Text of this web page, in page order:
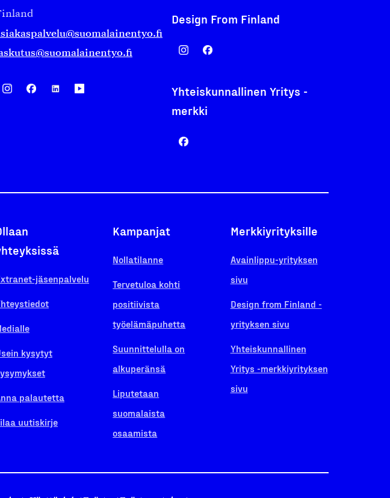
Design From Finland
Yhteiskunnallinen Yritys -
merkki
jäsenpalvelu
kysytyt
palautetta
uutiskirje
Kampanjat
Nollatilanne
Tervetuloa kohti
positiivista
työelämäpuhetta
Suunnittelulla on
alkuperänsä
Liputetaan
suomalaista
osaamista
Merkkiyrityksille
Avainlippu-yrityksen
sivu
Design from Finland -
yrityksen sivu
Yhteiskunnallinen
Yritys -merkkiyrityksen
sivu